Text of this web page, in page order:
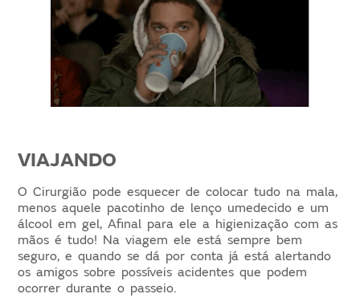
VIAJANDO
O Cirurgião pode esquecer de colocar tudo na mala,
menos aquele pacotinho de lenço umedecido e um
álcool em gel, Afinal para ele a higienização com as
mãos é tudo! Na viagem ele está sempre bem
seguro, e quando se dá por conta já está alertando
os amigos sobre possíveis acidentes que podem
ocorrer durante o passeio.